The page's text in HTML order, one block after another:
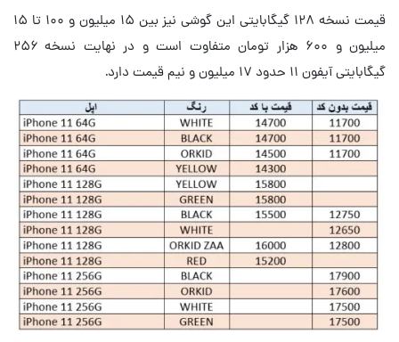
قیمت نسخه ۱۲۸ گیگابایتی این گوشی نیز بین ۱۵ میلیون و ۱۰۰ تا ۱۵
میلیون و ۶۰۰ هزار تومان متفاوت است و در نهایت نسخه ۲۵۶
گیگابایتی آیفون ۱۱ حدود ۱۷ میلیون و نیم قیمت دارد.